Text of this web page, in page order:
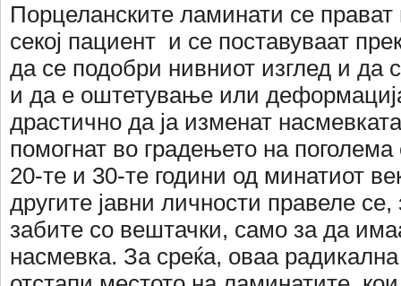
Порцеланските ламинати се
секој пациент и се поставуваат
да се подобри нивниот изглед и да
и да е оштетување или
драстично да ја изменат
помогнат во градењето на
20-те и 30-те години од минатиот
другите јавни личности правеле се,
забите со вештачки, само за да
насмевка. За среќа, оваа